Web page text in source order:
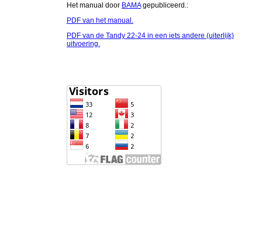
Het manual door BAMAgepubliceerd.:
PDF van het manual.
PDF van de Tandy 22-24 in een iets andere (uiterlijk)
uitvoering.